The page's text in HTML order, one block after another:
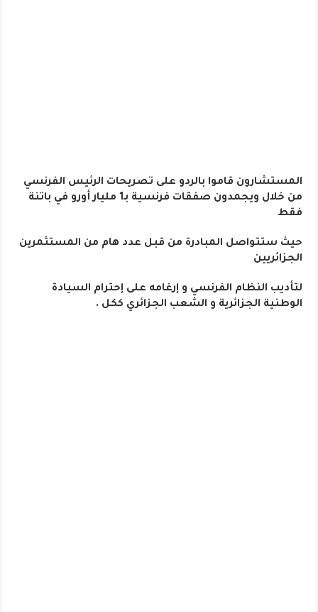
المستشارون قاموا بالردو على تصريحات الرئيس الفرنسي
من خلال ويجمدون صفقات فرنسية بـ1 مليار أورو في باتنة
فقط
حيث ستتواصل المبادرة من قبل عدد هام من المستثمرين
الجزائريين
لتأديب النظام الفرنسي و إرغامه على إحترام السيادة
الوطنية الجزائرية و الشعب الجزائري ككل .